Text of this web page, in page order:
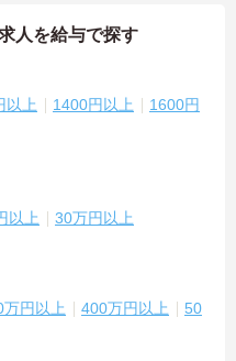
人を給与で探す
以上 1400円以上
1600円
以上 30万円以上
万円以上 400万円以上
50